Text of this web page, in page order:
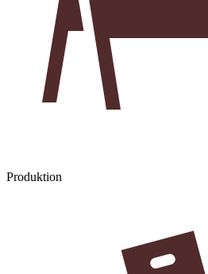
Produktion